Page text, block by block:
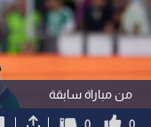
من مباراة سابقة